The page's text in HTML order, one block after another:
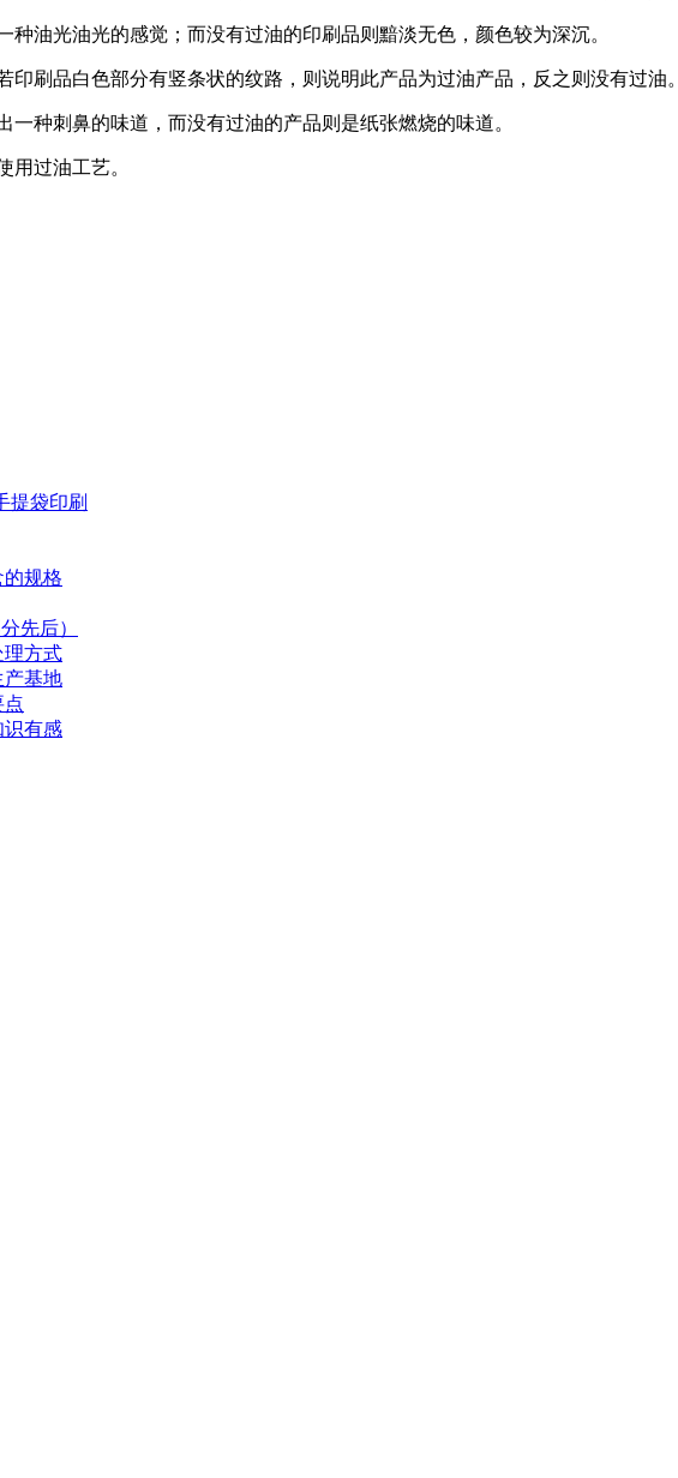
油光油光的感觉；而没有过油的印刷品则黯淡无色，颜色较为深沉。
刷品白色部分有竖条状的纹路，则说明此产品为过油产品，反之则没有过油。
种刺鼻的味道，而没有过油的产品则是纸张燃烧的味道。
用过油工艺。
提袋印刷
规格
先后）
理方式
产基地
点
识有感